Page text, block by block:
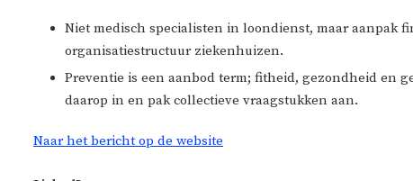
Niet medisch specialisten in loondienst, maar aanpak
organisatiestructuur ziekenhuizen.
Preventie is een aanbod term; fitheid, gezondheid en
daarop in en pak collectieve vraagstukken aan.
Naar het bericht op de website